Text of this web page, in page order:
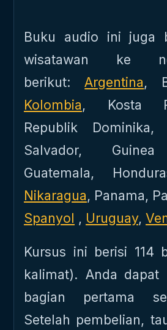
Buku audio ini juga
wisatawan ke
berikut:Argentina,
Kolombia, Kosta
Republik Dominika,
Salvador, Guinea
Guatemala,
Nikaragua, Panama,
Spanyol , Uruguay,
Kursus ini berisi 114
kalimat). Anda dapat
bagian pertama
Setelah pembelian,